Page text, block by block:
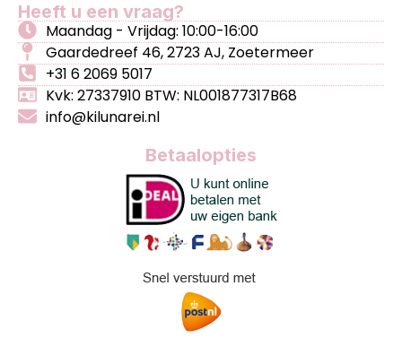
Heeft u een vraag?
Maandag - Vrijdag: 10:00-16:00
Gaardedreef 46, 2723 AJ, Zoetermeer
+31 6 2069 5017
Kvk: 27337910 BTW: NL001877317B68
info@kilunarei.nl
Betaalopties